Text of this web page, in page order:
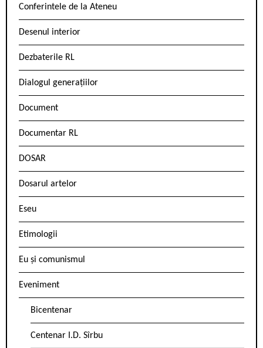
Conferintele de la Ateneu
Desenul interior
Dezbaterile RL
Dialogul generațiilor
Document
Documentar RL
DOSAR
Dosarul artelor
Eseu
Etimologii
Eu și comunismul
Eveniment
Bicentenar
Centenar I.D. Sîrbu